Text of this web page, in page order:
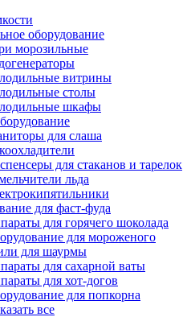
оборудование
морозильные
витрины
столы
шкафы
для слаша
для стаканов и тарелок
льда
для фаст-фуда
для горячего шоколада
для мороженого
для шаурмы
для сахарной ваты
для хот-догов
для попкорна
все